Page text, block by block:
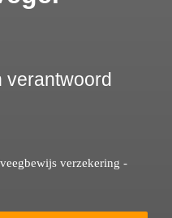
verantwoord
verzekering -